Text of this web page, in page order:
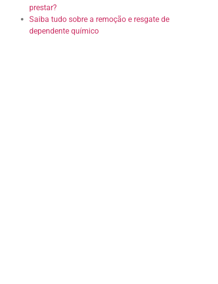
prestar?
Saiba tudo sobre a remoção e resgate de
dependente químico